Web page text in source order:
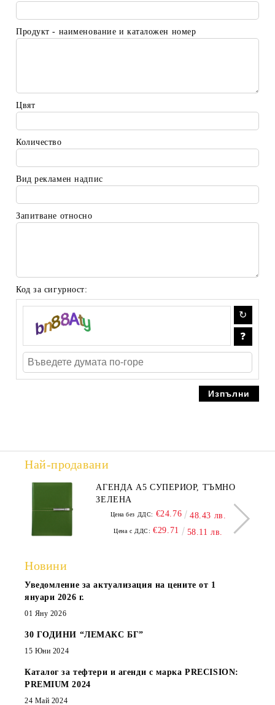
Продукт - наименование и каталожен номер
Цвят
Количество
Вид рекламен надпис
Запитване относно
Код за сигурност:
Най-продавани
АГЕНДА А5 СУПЕРИОР, ТЪМНО
ЗЕЛЕНА
Цена без ДДС: €24.76 48.43 лв.
Цена с ДДС: €29.71 58.11 лв.
Новини
Уведомление за актуализация на цените от 1
януари 2026 г.
01 Яну 2026
30 ГОДИНИ “ЛЕМАКС БГ”
15 Юни 2024
Каталог за тефтери и агенди с марка PRECISION:
PREMIUM 2024
24 Май 2024